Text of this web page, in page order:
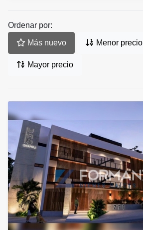
Ordenar por:
Más nuevo Menor precio
Mayor precio